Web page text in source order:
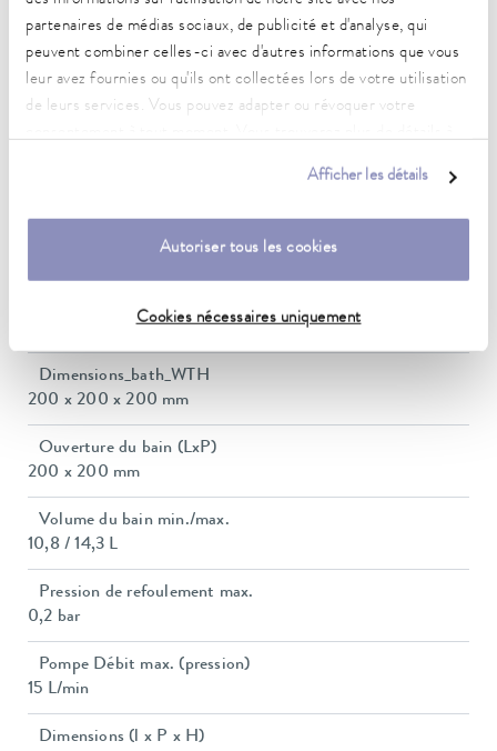
partenaires de médias sociaux, de publicité et d'analyse, qui
peuvent combiner celles-ci avec d'autres informations que vous
leur avez fournies ou qu'ils ont collectées lors de votre utilisation
de leurs services. Vous pouvez adapter ou révoquer votre
Afficher les détails
Autoriser tous les cookies
Cookies nécessaires uniquement
Plage de température ambiante
Constance de la température
0,05 ± K
Consommation de courant
Dimensions_bath_WTH
200 x 200 x 200 mm
Ouverture du bain (LxP)
200 x 200 mm
Volume du bain min./max.
10,8 / 14,3 L
Pression de refoulement max.
0,2 bar
Pompe Débit max. (pression)
15 L/min
Dimensions (l x P x H)